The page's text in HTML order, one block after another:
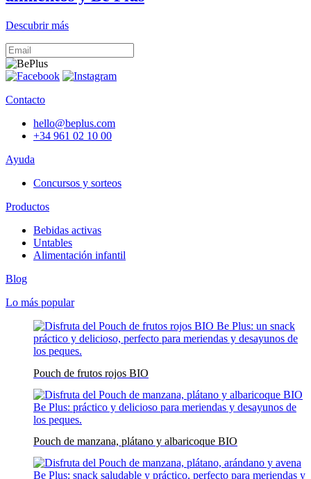
Descubrir más
Contacto
hello@beplus.com
+34 961 02 10 00
Ayuda
Concursos y sorteos
Productos
Bebidas activas
Untables
Alimentación infantil
Blog
Lo más popular
Pouch de frutos rojos BIO
Pouch de manzana, plátano y albaricoque BIO